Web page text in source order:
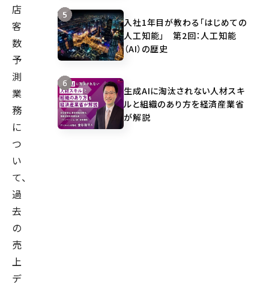
店
客
数
予
測
業
務
に
つ
い
て、
過
去
の
売
上
デ
入社1年目が教わる「はじめての
人工知能」 第2回：人工知能
（AI）の歴史
生成AIに淘汰されない人材スキ
ルと組織のあり方を経済産業省
が解説